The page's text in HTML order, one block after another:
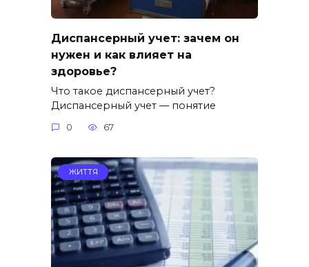
Диспансерный учет: зачем он
нужен и как влияет на
здоровье?
Что такое диспансерный учет?
Диспансерный учет — понятие
0 67
ЖИТТЯ